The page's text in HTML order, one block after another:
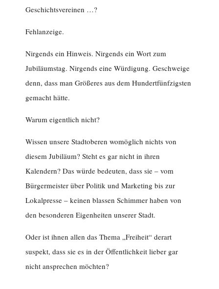
Geschichtsvereinen …?
Fehlanzeige.
Nirgends ein Hinweis. Nirgends ein Wort zum
Jubiläumstag. Nirgends eine Würdigung. Geschweige
denn, dass man Größeres aus dem Hundertfünfzigsten
gemacht hätte.
Warum eigentlich nicht?
Wissen unsere Stadtoberen womöglich nichts von
diesem Jubiläum? Steht es gar nicht in ihren
Kalendern? Das würde bedeuten, dass sie – vom
Bürgermeister über Politik und Marketing bis zur
Lokalpresse – keinen blassen Schimmer haben von
den besonderen Eigenheiten unserer Stadt.
Oder ist ihnen allen das Thema „Freiheit“ derart
suspekt, dass sie es in der Öffentlichkeit lieber gar
nicht ansprechen möchten?